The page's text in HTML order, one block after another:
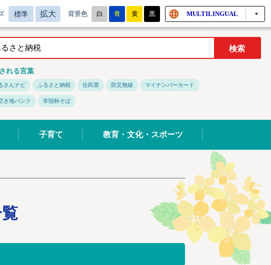
標準 拡大 背景色 白 青 黄 黒 MULTILINGUAL
れる言葉
さんナビ ふるさと納税 住民票 防災無線 マイナンバーカード
き地バンク 常陸秋そば
子育て 教育・文化・スポーツ